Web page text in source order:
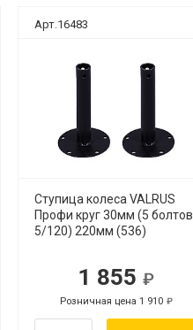
Арт.16483
Ступица колеса VALRUS
Профи круг 30мм (5 болтов
5/120) 220мм (536)
1 855
Розничная цена 1 910